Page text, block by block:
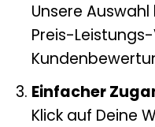
Unsere
Preis-
Einfacher
Klick auf Deine